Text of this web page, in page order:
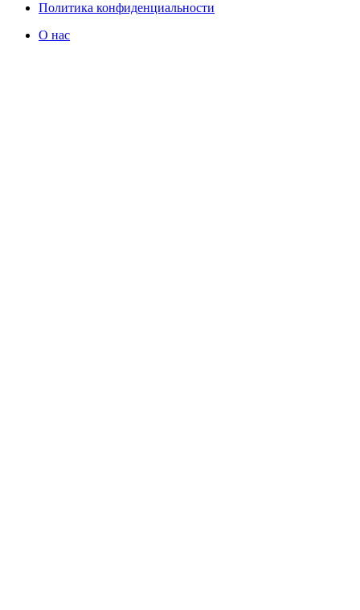
Политика конфиденциальности
О нас